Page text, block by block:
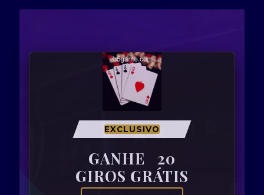
EXCLUSIVO
GANHE
20
GIROS GRÁTIS